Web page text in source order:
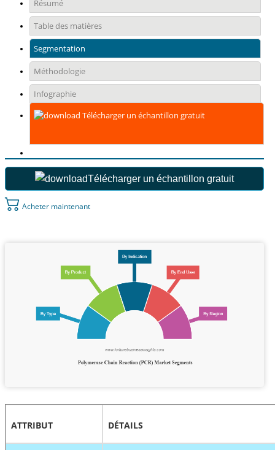
Résumé
Table des matières
Segmentation
Méthodologie
Infographie
Télécharger un échantillon gratuit
Télécharger un échantillon gratuit
Acheter maintenant
ATTRIBUT DÉTAILS